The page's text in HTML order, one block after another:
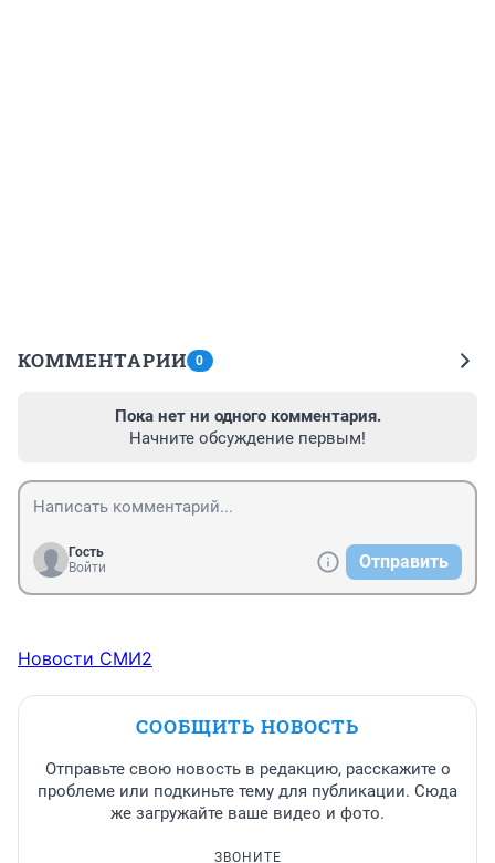
КОММЕНТАРИИ 0
Пока нет ни одного комментария.
Начните обсуждение первым!
Гость
Войти
Отправить
Новости СМИ2
СООБЩИТЬ НОВОСТЬ
Отправьте свою новость в редакцию, расскажите о
проблеме или подкиньте тему для публикации. Сюда
же загружайте ваше видео и фото.
ЗВОНИТЕ